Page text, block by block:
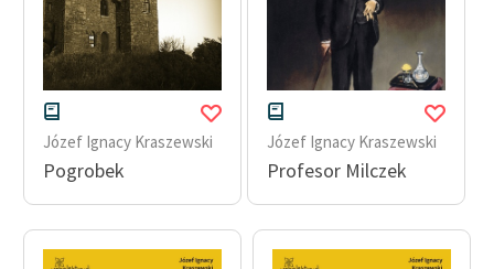
Józef Ignacy Kraszewski
Pogrobek
Józef Ignacy Kraszewski
Profesor Milczek